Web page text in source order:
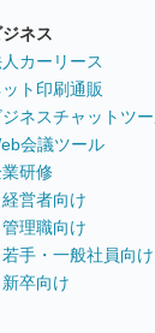
ジネス
カーリース
ット印刷通販
ジネスチャットツ
会議ツール
研修
経営者向け
管理職向け
若手・一般社員向け
新卒向け